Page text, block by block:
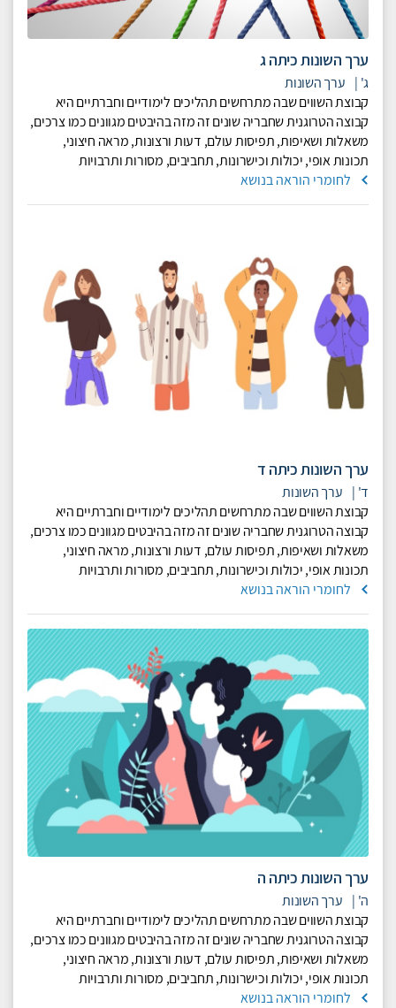
ערך השונות כיתה ג
ג' | ערך השונות
קבוצת השווים שבה מתרחשים תהליכים לימודיים וחברתיים היא
קבוצה הטרוגנית שחבריה שונים זה מזה בהיבטים מגוונים כמו צרכים,
משאלות ושאיפות, תפיסות עולם, דעות ורצונות, מראה חיצוני,
תכונות אופי, יכולות וכישרונות, תחביבים, מסורות ותרבויות
לחומרי הוראה בנושא
ערך השונות כיתה ד
ד' | ערך השונות
קבוצת השווים שבה מתרחשים תהליכים לימודיים וחברתיים היא
קבוצה הטרוגנית שחבריה שונים זה מזה בהיבטים מגוונים כמו צרכים,
משאלות ושאיפות, תפיסות עולם, דעות ורצונות, מראה חיצוני,
תכונות אופי, יכולות וכישרונות, תחביבים, מסורות ותרבויות
לחומרי הוראה בנושא
ערך השונות כיתה ה
ה' | ערך השונות
קבוצת השווים שבה מתרחשים תהליכים לימודיים וחברתיים היא
קבוצה הטרוגנית שחבריה שונים זה מזה בהיבטים מגוונים כמו צרכים,
משאלות ושאיפות, תפיסות עולם, דעות ורצונות, מראה חיצוני,
תכונות אופי, יכולות וכישרונות, תחביבים, מסורות ותרבויות
לחומרי הוראה בנושא